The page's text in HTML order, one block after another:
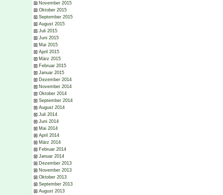
November 2015
Oktober 2015
September 2015
August 2015
Juli 2015
Juni 2015
Mai 2015
April 2015
März 2015
Februar 2015
Januar 2015
Dezember 2014
November 2014
Oktober 2014
September 2014
August 2014
Juli 2014
Juni 2014
Mai 2014
April 2014
März 2014
Februar 2014
Januar 2014
Dezember 2013
November 2013
Oktober 2013
September 2013
August 2013